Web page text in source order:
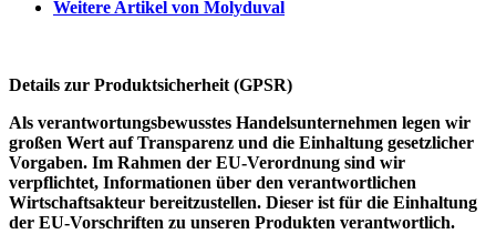
Weitere Artikel von Molyduval
Details zur Produktsicherheit (GPSR)
Als verantwortungsbewusstes Handelsunternehmen legen wir
großen Wert auf Transparenz und die Einhaltung gesetzlicher
Vorgaben. Im Rahmen der EU-Verordnung sind wir
verpflichtet, Informationen über den verantwortlichen
Wirtschaftsakteur bereitzustellen. Dieser ist für die Einhaltung
der EU-Vorschriften zu unseren Produkten verantwortlich.